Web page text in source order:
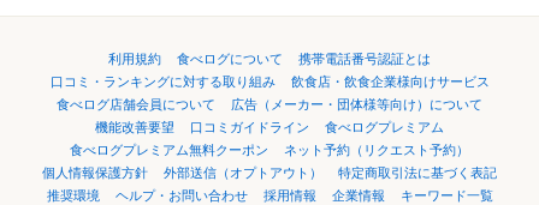
利用規約 食べログについて
携帯電話番号認証とは
口コミ・ランキングに対する取り組み
飲食店・飲食企業様向けサービス
食べログ店舗会員について
広告（メーカー・団体様等向け）について
機能改善要望
口コミガイドライン
食べログプレミアム
食べログプレミアム無料クーポン
ネット予約（リクエスト予約）
個人情報保護方針
外部送信（オプトアウト）
特定商取引法に基づく表記
推奨環境
ヘルプ・お問い合わせ 採用情報 企業情報
キーワード一覧